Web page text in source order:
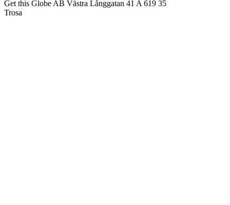
Get this Globe AB Västra Långgatan 41 A 619 35
Trosa